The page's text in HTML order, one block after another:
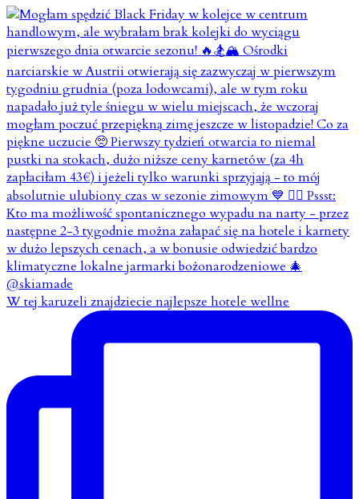
W tej karuzeli znajdziecie najlepsze hotele wellne